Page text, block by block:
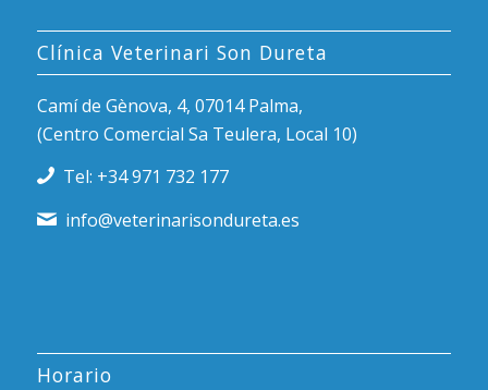
Clínica Veterinari Son Dureta
Camí de Gènova, 4, 07014 Palma,
(Centro Comercial Sa Teulera, Local 10)
Tel: +34 971 732 177
info@veterinarisondureta.es
Horario